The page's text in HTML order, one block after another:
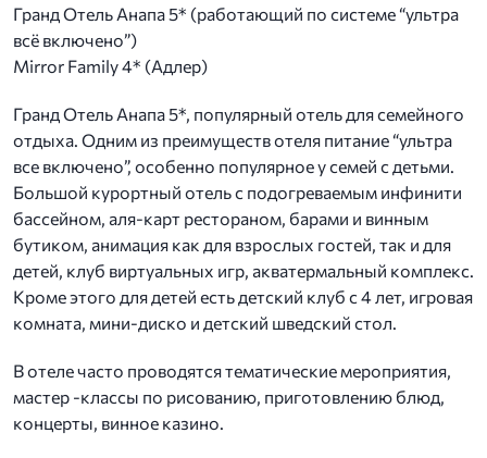
Гранд Отель Анапа 5* (работающий по системе “ультра
всё включено”)
Mirror Family 4* (Адлер)
Гранд Отель Анапа 5*, популярный отель для семейного
отдыха. Одним из преимуществ отеля питание “ультра
все включено”, особенно популярное у семей с детьми.
Большой курортный отель с подогреваемым инфинити
бассейном, аля-карт рестораном, барами и винным
бутиком, анимация как для взрослых гостей, так и для
детей, клуб виртуальных игр, акватермальный комплекс.
Кроме этого для детей есть детский клуб с 4 лет, игровая
комната, мини-диско и детский шведский стол.
В отеле часто проводятся тематические мероприятия,
мастер -классы по рисованию, приготовлению блюд,
концерты, винное казино.